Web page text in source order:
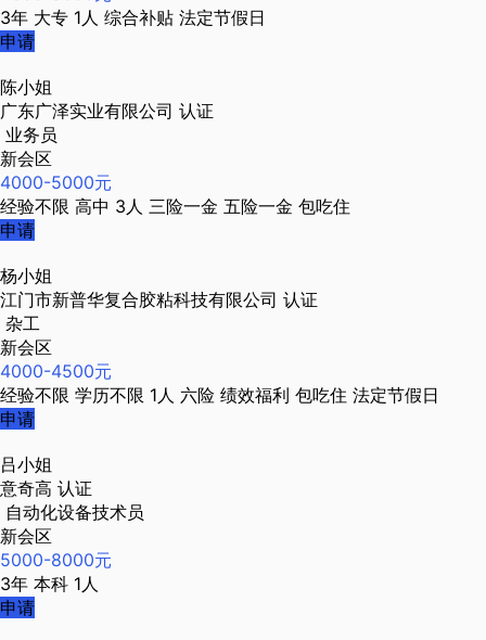
3年 大专 1人 综合补贴 法定节假日
申请
陈小姐
广东广泽实业有限公司 认证
业务员
新会区
4000-5000元
经验不限 高中 3人 三险一金 五险一金 包吃住
申请
杨小姐
江门市新普华复合胶粘科技有限公司 认证
杂工
新会区
4000-4500元
经验不限 学历不限 1人 六险 绩效福利 包吃住 法定节假日
申请
吕小姐
意奇高 认证
自动化设备技术员
新会区
5000-8000元
3年 本科 1人
申请